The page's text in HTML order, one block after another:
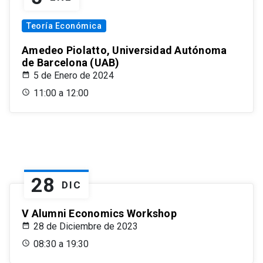
Teoría Económica
Amedeo Piolatto, Universidad Autónoma
de Barcelona (UAB)
5 de Enero de 2024
11:00 a 12:00
28 DIC
V Alumni Economics Workshop
28 de Diciembre de 2023
08:30 a 19:30